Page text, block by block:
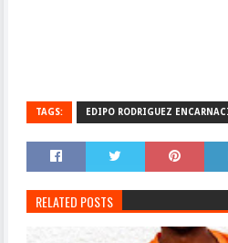
TAGS: EDIPO RODRIGUEZ
RELATED POSTS